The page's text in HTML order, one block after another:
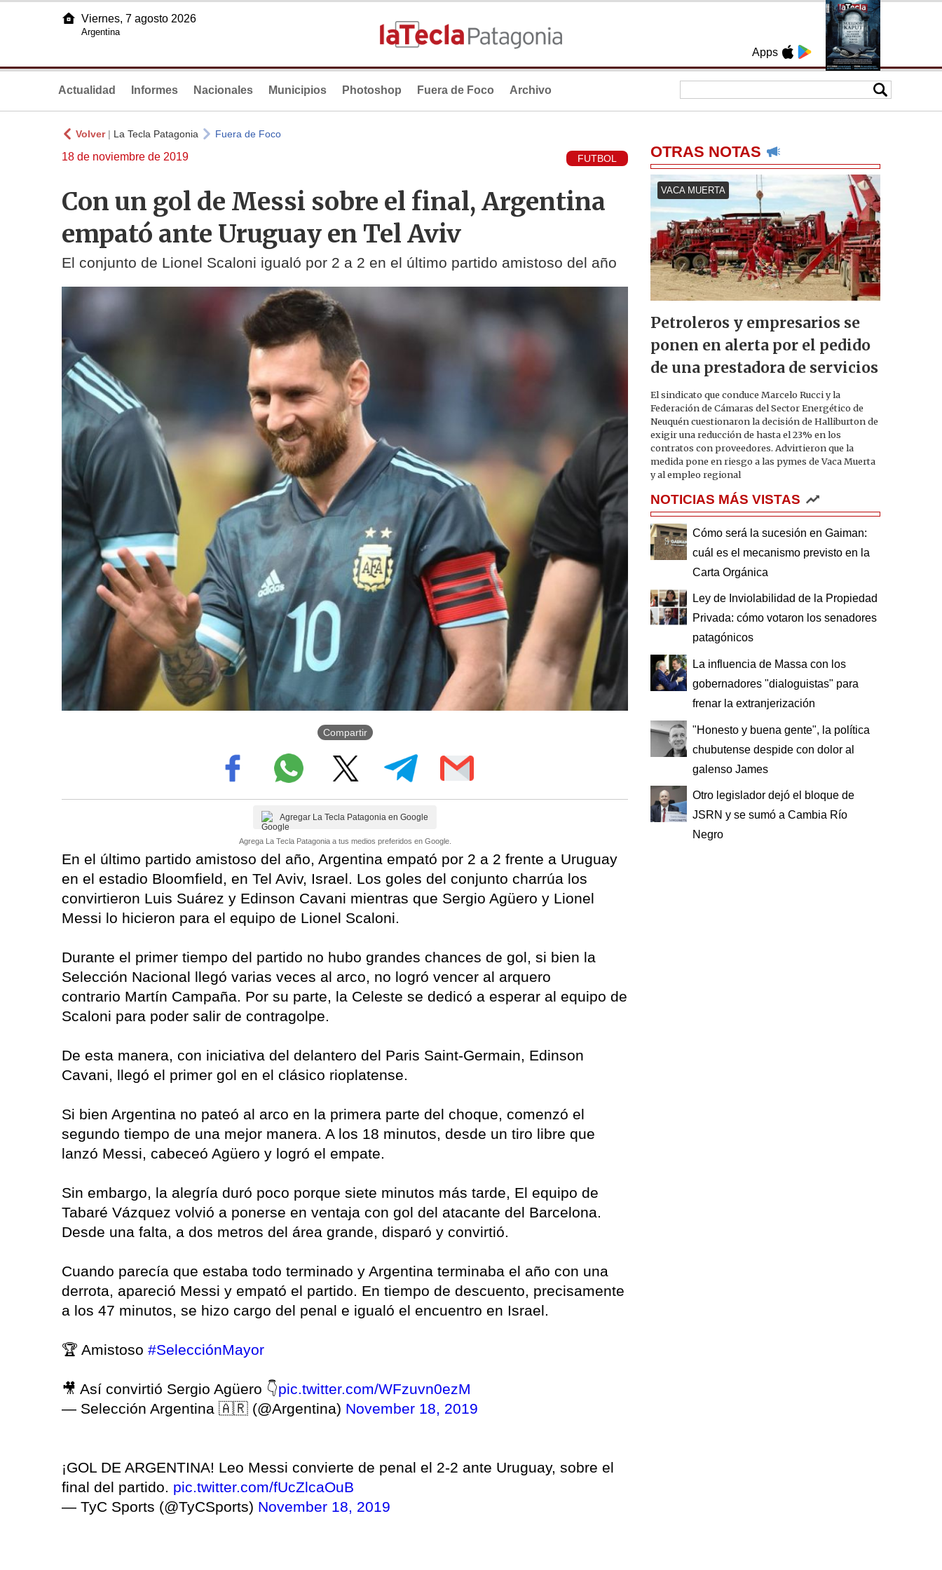
Apps
Viernes, 7 agosto 2026
Argentina
Actualidad Informes Nacionales Municipios Photoshop Fuera de Foco Archivo
Volver| La Tecla Patagonia Fuera de Foco
18 de noviembre de 2019 FUTBOL
Con un gol de Messi sobre el final, Argentina
empató ante Uruguay en Tel Aviv
El conjunto de Lionel Scaloni igualó por 2 a 2 en el último partido amistoso del año
Compartir
Agregar La Tecla Patagonia en Google
Agrega La Tecla Patagonia a tus medios preferidos en Google.
En el último partido amistoso del año, Argentina empató por 2 a 2 frente a Uruguay
en el estadio Bloomfield, en Tel Aviv, Israel. Los goles del conjunto charrúa los
convirtieron Luis Suárez y Edinson Cavani mientras que Sergio Agüero y Lionel
Messi lo hicieron para el equipo de Lionel Scaloni.
Durante el primer tiempo del partido no hubo grandes chances de gol, si bien la
Selección Nacional llegó varias veces al arco, no logró vencer al arquero
contrario Martín Campaña. Por su parte, la Celeste se dedicó a esperar al equipo de
Scaloni para poder salir de contragolpe.
De esta manera, con iniciativa del delantero del Paris Saint-Germain, Edinson
Cavani, llegó el primer gol en el clásico rioplatense.
Si bien Argentina no pateó al arco en la primera parte del choque, comenzó el
segundo tiempo de una mejor manera. A los 18 minutos, desde un tiro libre que
lanzó Messi, cabeceó Agüero y logró el empate.
Sin embargo, la alegría duró poco porque siete minutos más tarde, El equipo de
Tabaré Vázquez volvió a ponerse en ventaja con gol del atacante del Barcelona.
Desde una falta, a dos metros del área grande, disparó y convirtió.
Cuando parecía que estaba todo terminado y Argentina terminaba el año con una
derrota, apareció Messi y empató el partido. En tiempo de descuento, precisamente
a los 47 minutos, se hizo cargo del penal e igualó el encuentro en Israel.
🏆 Amistoso #SelecciónMayor
🎥 Así convirtió Sergio Agüero 👇pic.twitter.com/WFzuvn0ezM
— Selección Argentina 🇦🇷 (@Argentina) November 18, 2019
¡GOL DE ARGENTINA! Leo Messi convierte de penal el 2-2 ante Uruguay, sobre el
final del partido. pic.twitter.com/fUcZlcaOuB
— TyC Sports (@TyCSports) November 18, 2019
OTRAS NOTAS
VACA MUERTA
Petroleros y empresarios se
ponen en alerta por el pedido
de una prestadora de servicios
El sindicato que conduce Marcelo Rucci y la
Federación de Cámaras del Sector Energético de
Neuquén cuestionaron la decisión de Halliburton de
exigir una reducción de hasta el 23% en los
contratos con proveedores. Advirtieron que la
medida pone en riesgo a las pymes de Vaca Muerta
y al empleo regional
NOTICIAS MÁS VISTAS
Cómo será la sucesión en Gaiman:
cuál es el mecanismo previsto en la
Carta Orgánica
Ley de Inviolabilidad de la Propiedad
Privada: cómo votaron los senadores
patagónicos
La influencia de Massa con los
gobernadores "dialoguistas" para
frenar la extranjerización
"Honesto y buena gente", la política
chubutense despide con dolor al
galenso James
Otro legislador dejó el bloque de
JSRN y se sumó a Cambia Río
Negro